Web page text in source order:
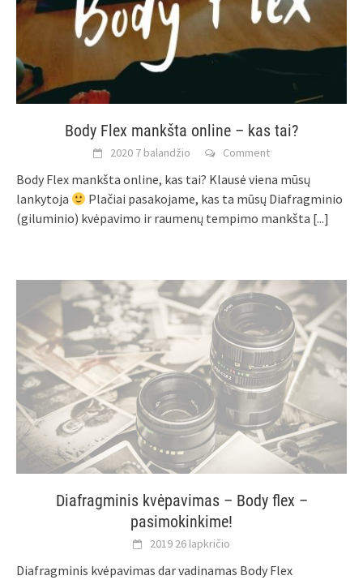
Body Flex mankšta online – kas tai?
2020 7 balandžio Comment
Body Flex mankšta online, kas tai? Klausė viena mūsų
lankytoja
Plačiai pasakojame, kas ta mūsų Diafragminio
(giluminio) kvėpavimo ir raumenų tempimo mankšta [...]
Diafragminis kvėpavimas – Body flex –
pasimokinkime!
2019 26 lapkričio
Diafragminis kvėpavimas dar vadinamas Body Flex